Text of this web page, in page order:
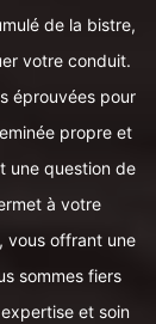
de la bistre,
votre conduit.
éprouvées pour
propre et
une question de
à votre
vous offrant une
sommes fiers
et soin